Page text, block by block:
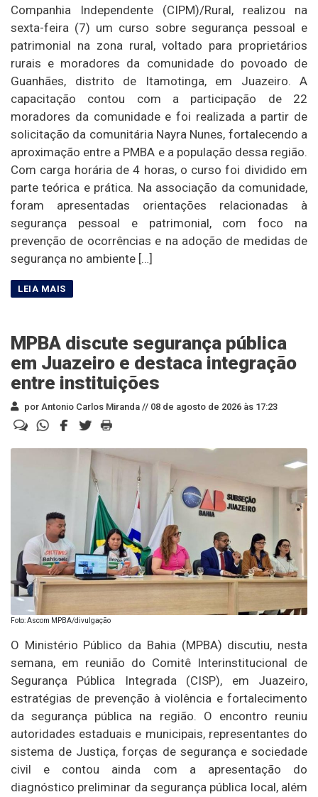
Companhia Independente (CIPM)/Rural, realizou na
sexta-feira (7) um curso sobre segurança pessoal e
patrimonial na zona rural, voltado para proprietários
rurais e moradores da comunidade do povoado de
Guanhães, distrito de Itamotinga, em Juazeiro. A
capacitação contou com a participação de 22
moradores da comunidade e foi realizada a partir de
solicitação da comunitária Nayra Nunes, fortalecendo a
aproximação entre a PMBA e a população dessa região.
Com carga horária de 4 horas, o curso foi dividido em
parte teórica e prática. Na associação da comunidade,
foram apresentadas orientações relacionadas à
segurança pessoal e patrimonial, com foco na
prevenção de ocorrências e na adoção de medidas de
segurança no ambiente […]
MPBA discute segurança pública
em Juazeiro e destaca integração
entre instituições
por Antonio Carlos Miranda // 08 de agosto de 2026 às 17:23
Foto: Ascom MPBA/divulgação
O Ministério Público da Bahia (MPBA) discutiu, nesta
semana, em reunião do Comitê Interinstitucional de
Segurança Pública Integrada (CISP), em Juazeiro,
estratégias de prevenção à violência e fortalecimento
da segurança pública na região. O encontro reuniu
autoridades estaduais e municipais, representantes do
sistema de Justiça, forças de segurança e sociedade
civil e contou ainda com a apresentação do
diagnóstico preliminar da segurança pública local, além